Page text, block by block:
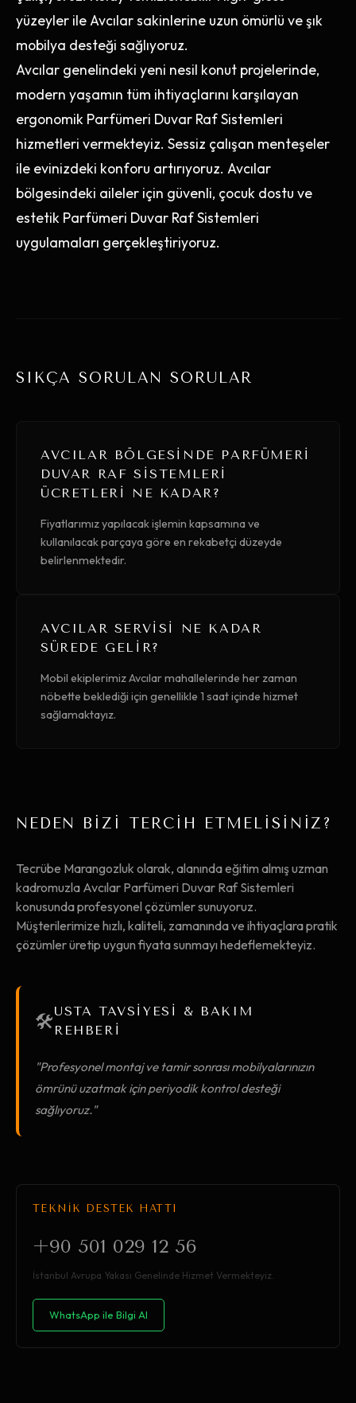
yüzeyler ile Avcılar sakinlerine uzun ömürlü ve şık
mobilya desteği sağlıyoruz.
Avcılar genelindeki yeni nesil konut projelerinde,
modern yaşamın tüm ihtiyaçlarını karşılayan
ergonomik Parfümeri Duvar Raf Sistemleri
hizmetleri vermekteyiz. Sessiz çalışan menteşeler
ile evinizdeki konforu artırıyoruz. Avcılar
bölgesindeki aileler için güvenli, çocuk dostu ve
estetik Parfümeri Duvar Raf Sistemleri
uygulamaları gerçekleştiriyoruz.
SIKÇA SORULAN SORULAR
AVCILAR BÖLGESINDE PARFÜMERI
DUVAR RAF SISTEMLERI
ÜCRETLERI NE KADAR?
Fiyatlarımız yapılacak işlemin kapsamına ve
kullanılacak parçaya göre en rekabetçi düzeyde
belirlenmektedir.
AVCILAR SERVISI NE KADAR
SÜREDE GELIR?
Mobil ekiplerimiz Avcılar mahallelerinde her zaman
nöbette beklediği için genellikle 1 saat içinde hizmet
sağlamaktayız.
NEDEN BİZİ TERCİH ETMELİSİNİZ?
Tecrübe Marangozluk olarak, alanında eğitim almış uzman
kadromuzla Avcılar Parfümeri Duvar Raf Sistemleri
konusunda profesyonel çözümler sunuyoruz.
Müşterilerimize hızlı, kaliteli, zamanında ve ihtiyaçlara pratik
çözümler üretip uygun fiyata sunmayı hedeflemekteyiz.
🛠️USTA TAVSİYESİ & BAKIM
REHBERİ
"Profesyonel montaj ve tamir sonrası mobilyalarınızın
ömrünü uzatmak için periyodik kontrol desteği
sağlıyoruz."
TEKNİK DESTEK HATTI
+90 501 029 12 56
İstanbul Avrupa Yakası Genelinde Hizmet Vermekteyiz.
WhatsApp ile Bilgi Al